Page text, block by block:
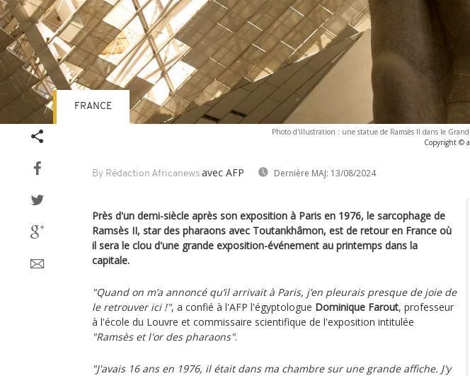
Photo d'illustration : une statue de Ramsès II dans le
Copyright ©
By Rédaction Africanews avec AFP Dernière MAJ: 13/08/2024
FRANCE
Près d'un demi-siècle après son exposition à Paris en 1976, le sarcophage de
Ramsès II, star des pharaons avec Toutankhâmon, est de retour en France où
il sera le clou d'une grande exposition-événement au printemps dans la
capitale.
"Quand on m’a annoncé qu’il arrivait à Paris, j’en pleurais presque de joie de
le retrouver ici !", a confié à l'AFP l'égyptologue Dominique Farout, professeur
à l'école du Louvre et commissaire scientifique de l'exposition intitulée
"Ramsès et l'or des pharaons".
"J'avais 16 ans en 1976, il était dans ma chambre sur une grande affiche. J'y